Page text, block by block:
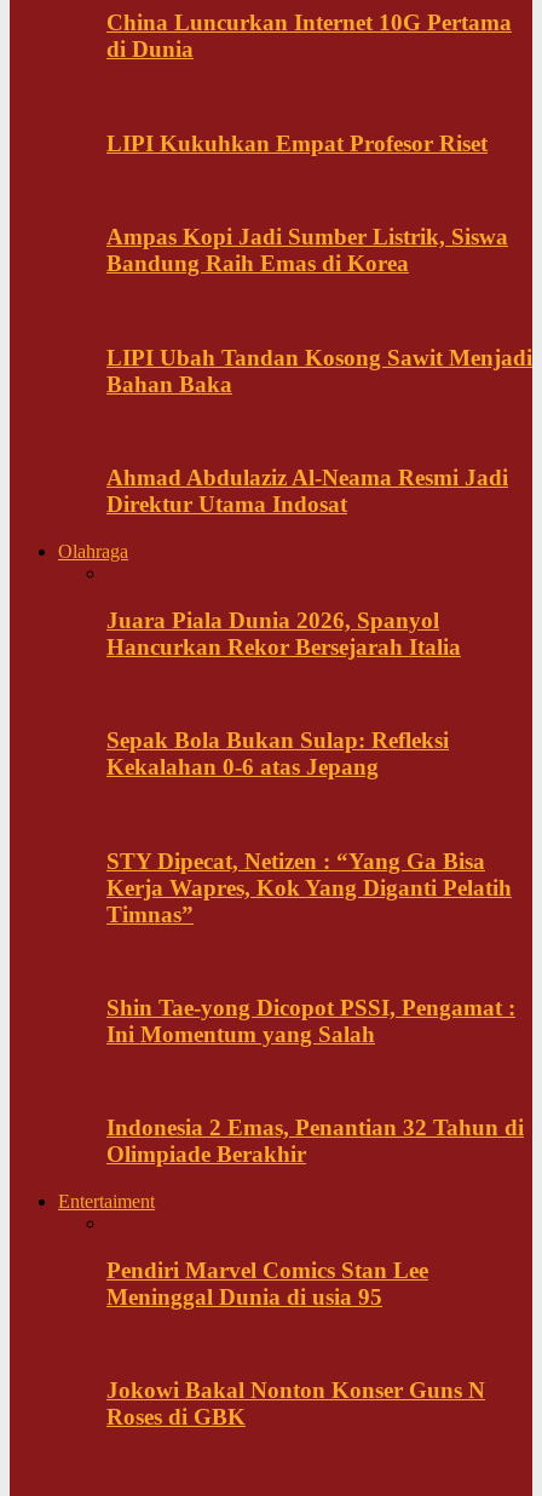
China Luncurkan Internet 10G Pertama
di Dunia
LIPI Kukuhkan Empat Profesor Riset
Ampas Kopi Jadi Sumber Listrik, Siswa
Bandung Raih Emas di Korea
LIPI Ubah Tandan Kosong Sawit Menjadi
Bahan Baka
Ahmad Abdulaziz Al-Neama Resmi Jadi
Direktur Utama Indosat
Olahraga
Juara Piala Dunia 2026, Spanyol
Hancurkan Rekor Bersejarah Italia
Sepak Bola Bukan Sulap: Refleksi
Kekalahan 0-6 atas Jepang
STY Dipecat, Netizen : “Yang Ga Bisa
Kerja Wapres, Kok Yang Diganti Pelatih
Timnas”
Shin Tae-yong Dicopot PSSI, Pengamat :
Ini Momentum yang Salah
Indonesia 2 Emas, Penantian 32 Tahun di
Olimpiade Berakhir
Entertaiment
Pendiri Marvel Comics Stan Lee
Meninggal Dunia di usia 95
Jokowi Bakal Nonton Konser Guns N
Roses di GBK